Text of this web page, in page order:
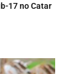
17 no Catar